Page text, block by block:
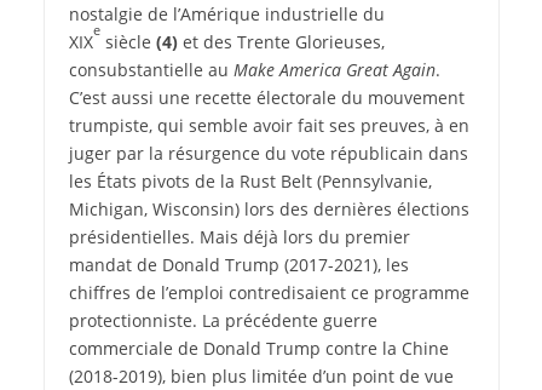
nostalgie de l’Amérique industrielle du
XIX
e
siècle (4)et des Trente Glorieuses,
consubstantielle au Make America Great Again.
C’est aussi une recette électorale du mouvement
trumpiste, qui semble avoir fait ses preuves, à en
juger par la résurgence du vote républicain dans
les États pivots de la Rust Belt (Pennsylvanie,
Michigan, Wisconsin) lors des dernières élections
présidentielles. Mais déjà lors du premier
mandat de Donald Trump (2017-2021), les
chiffres de l’emploi contredisaient ce programme
protectionniste. La précédente guerre
commerciale de Donald Trump contre la Chine
(2018-2019), bien plus limitée d’un point de vue